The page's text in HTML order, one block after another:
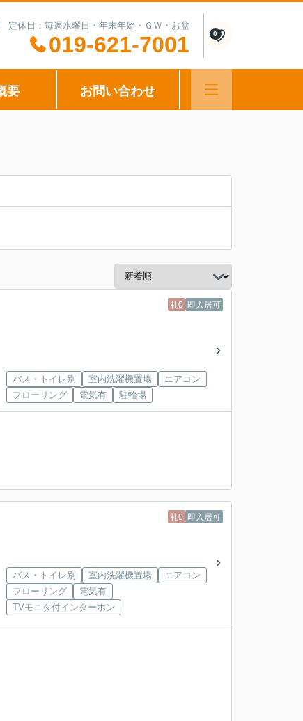
休日：毎週水曜日・年末年始・ＧＷ・お盆
019-621-7001 0
要 お問い合わせ
礼0 即入居可
バス・トイレ別 室内洗濯機置場
エアコン
フローリング
電気有 駐輪場
礼0 即入居可
バス・トイレ別 室内洗濯機置場
エアコン
フローリング
電気有
TVモニタ付インターホン